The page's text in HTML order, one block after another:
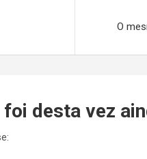
O
foi desta vez